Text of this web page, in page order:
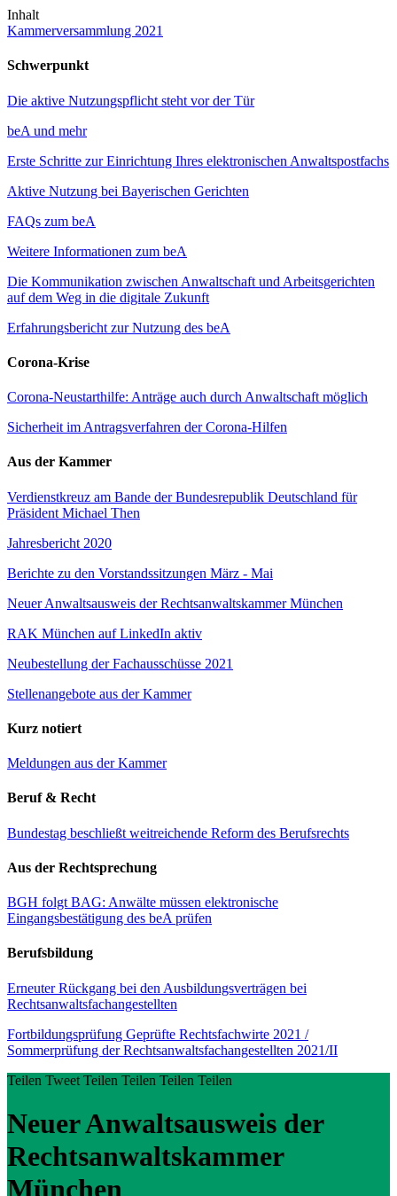
Inhalt
Kammerversammlung 2021
Schwerpunkt
Die aktive Nutzungspflicht steht vor der Tür
beA und mehr
Erste Schritte zur Einrichtung Ihres elektronischen Anwaltspostfachs
Aktive Nutzung bei Bayerischen Gerichten
FAQs zum beA
Weitere Informationen zum beA
Die Kommunikation zwischen Anwaltschaft und Arbeitsgerichten
auf dem Weg in die digitale Zukunft
Erfahrungsbericht zur Nutzung des beA
Corona-Krise
Corona-Neustarthilfe: Anträge auch durch Anwaltschaft möglich
Sicherheit im Antragsverfahren der Corona-Hilfen
Aus der Kammer
Verdienstkreuz am Bande der Bundesrepublik Deutschland für
Präsident Michael Then
Jahresbericht 2020
Berichte zu den Vorstandssitzungen März - Mai
Neuer Anwaltsausweis der Rechtsanwaltskammer München
RAK München auf LinkedIn aktiv
Neubestellung der Fachausschüsse 2021
Stellenangebote aus der Kammer
Kurz notiert
Meldungen aus der Kammer
Beruf & Recht
Bundestag beschließt weitreichende Reform des Berufsrechts
Aus der Rechtsprechung
BGH folgt BAG: Anwälte müssen elektronische
Eingangsbestätigung des beA prüfen
Berufsbildung
Erneuter Rückgang bei den Ausbildungsverträgen bei
Rechtsanwaltsfachangestellten
Fortbildungsprüfung Geprüfte Rechtsfachwirte 2021 /
Sommerprüfung der Rechtsanwaltsfachangestellten 2021/II
Teilen Tweet Teilen Teilen Teilen Teilen
Neuer Anwaltsausweis der
Rechtsanwaltskammer
München